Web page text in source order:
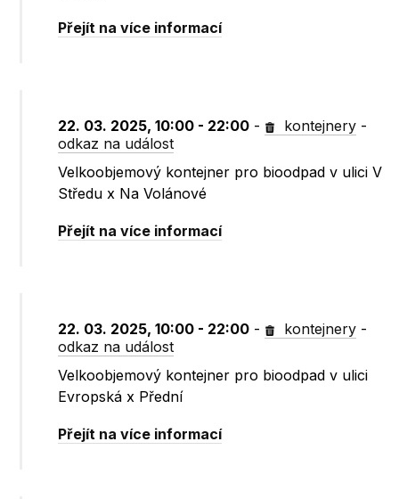
Přejít na více informací
22. 03. 2025, 10:00 - 22:00 - kontejnery -
odkaz na událost
Velkoobjemový kontejner pro bioodpad v ulici V
Středu x Na Volánové
Přejít na více informací
22. 03. 2025, 10:00 - 22:00 - kontejnery -
odkaz na událost
Velkoobjemový kontejner pro bioodpad v ulici
Evropská x Přední
Přejít na více informací